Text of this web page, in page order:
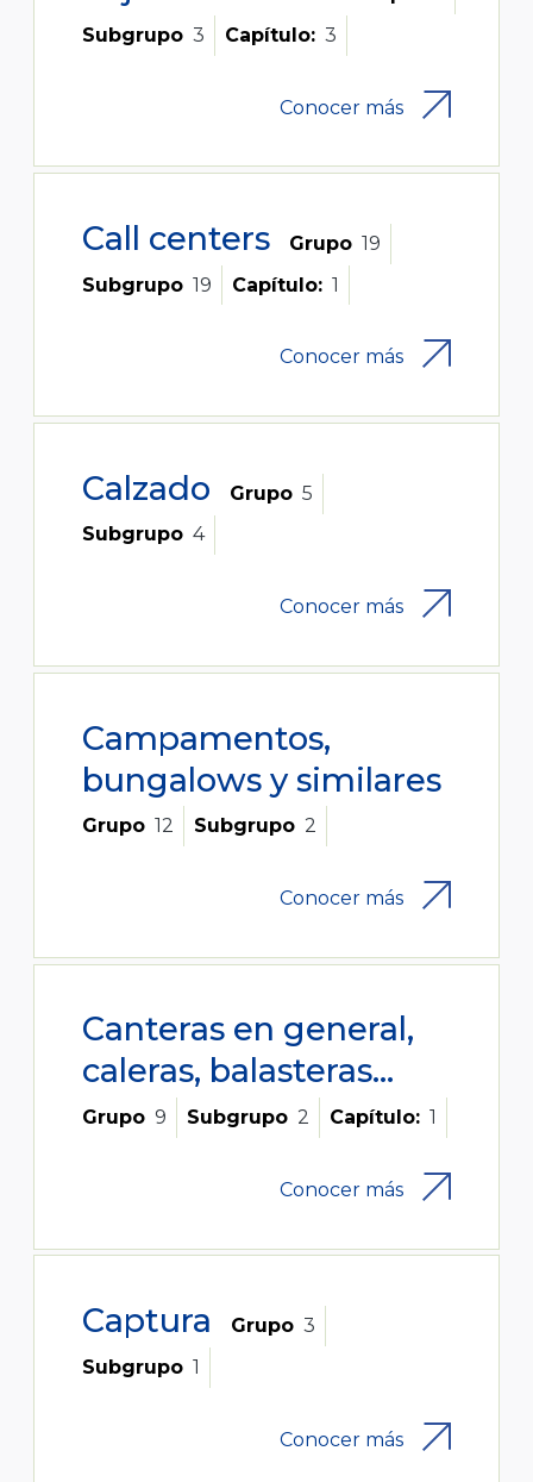
Subgrupo 3 Capítulo: 3
Conocer más
Call centers Grupo 19
Subgrupo 19 Capítulo: 1
Conocer más
Calzado Grupo 5
Subgrupo 4
Conocer más
Campamentos,
bungalows y similares
Grupo 12 Subgrupo 2
Conocer más
Canteras en general,
caleras, balasteras...
Grupo 9 Subgrupo 2 Capítulo: 1
Conocer más
Captura Grupo 3
Subgrupo 1
Conocer más